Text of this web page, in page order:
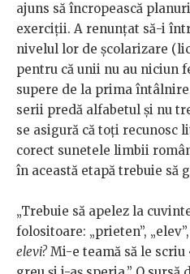
ajuns să încropească
exerciții. A renunțat să-i
nivelul lor de școlarizare
pentru că unii nu au niciun
supere de la prima
serii predă alfabetul și nu
se asigură că toți recunosc
corect sunetele limbii
în această etapă trebuie să
„Trebuie să apelez la
folositoare: „prieten”, „elev”,
elevi? Mi-e teamă să le